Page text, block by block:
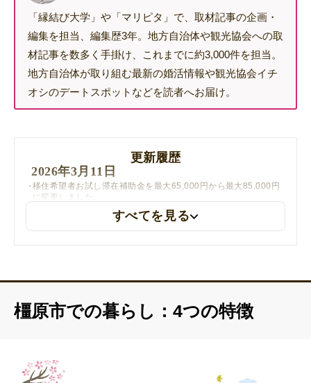
「縁結び大学」や「マリピタ」で、取材記事の企画・
編集を担当、編集歴3年。地方自治体や観光協会への取
材記事を数多く手掛け、これまでに約3,000件を担当。
地方自治体が取り組む最新の婚活情報や観光協会イチ
オシのデートスポットなどを読者へお届け。
更新履歴
2026年3月11日
移住希望者お試し滞在補助金を最大65,000円から最大85,000円
に変更しました。
すべてを見る
橿原市での暮らし：4つの特徴